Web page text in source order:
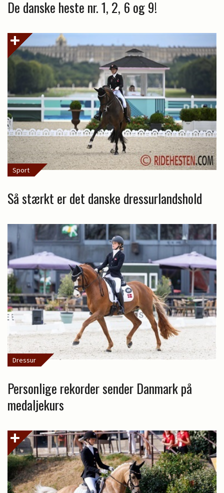
De danske heste nr. 1, 2, 6 og 9!
Sport
Så stærkt er det danske dressurlandshold
Dressur
Personlige rekorder sender Danmark på
medaljekurs